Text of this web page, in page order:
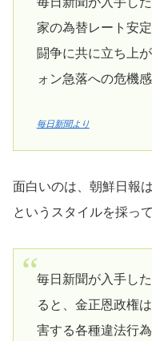
家の為替レート安
闘争に共に立ち上
ォン急落への危機
毎日新聞より
面白いのは、朝鮮日報
というスタイルを採っ
毎日新聞が入手し
ると、金正恩政権
害する各種違法行